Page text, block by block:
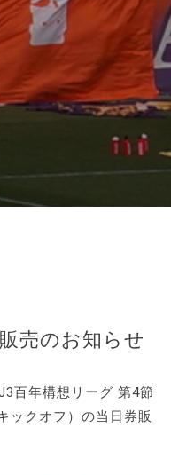
売のお知らせ
百年構想リーグ 第4節
ックオフ）の当日券販